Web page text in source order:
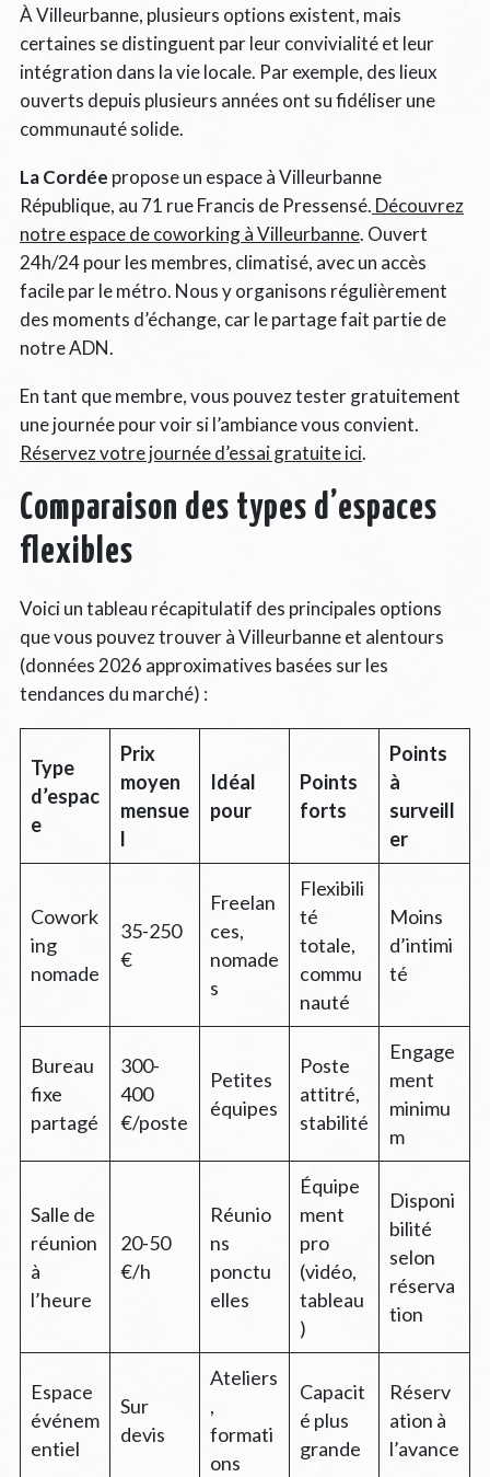
À Villeurbanne, plusieurs options existent, mais
certaines se distinguent par leur convivialité et leur
intégration dans la vie locale. Par exemple, des lieux
ouverts depuis plusieurs années ont su fidéliser une
communauté solide.
La Cordée propose un espace à Villeurbanne
République, au 71 rue Francis de Pressensé. Découvrez
notre espace de coworking à Villeurbanne. Ouvert
24h/24 pour les membres, climatisé, avec un accès
facile par le métro. Nous y organisons régulièrement
des moments d’échange, car le partage fait partie de
notre ADN.
En tant que membre, vous pouvez tester gratuitement
une journée pour voir si l’ambiance vous convient.
Réservez votre journée d’essai gratuite ici.
Comparaison des types d’espaces
flexibles
Voici un tableau récapitulatif des principales options
que vous pouvez trouver à Villeurbanne et alentours
(données 2026 approximatives basées sur les
tendances du marché) :
Type
d’espac
e
Prix
moyen
mensue
l
Idéal
pour
Points
forts
Points
à
surveill
er
Cowork
ing
nomade
35-250
€
Freelan
ces,
nomade
s
Flexibili
té
totale,
commu
nauté
Moins
d’intimi
té
Bureau
fixe
partagé
300-
400
€/poste
Petites
équipes
Poste
attitré,
stabilité
Engage
ment
minimu
m
Salle de
réunion
à
l’heure
20-50
€/h
Réunio
ns
ponctu
elles
Équipe
ment
pro
(vidéo,
tableau
)
Disponi
bilité
selon
réserva
tion
Espace
événem
entiel
Sur
devis
Ateliers
,
formati
ons
Capacit
é plus
grande
Réserv
ation à
l’avance